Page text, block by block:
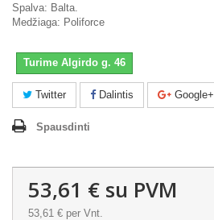
Spalva: Balta.
Medžiaga: Poliforce
Turime Algirdo g. 46
Twitter Dalintis Google+
Spausdinti
53,61 € su PVM
53,61 € per Vnt.